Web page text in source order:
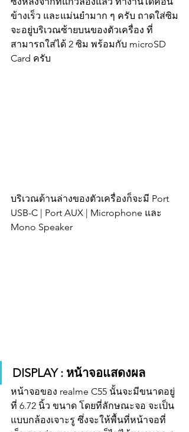
ข้างเร็ว และแม่นยำมาก ๆ ครับ ถาดใส่ซิม
จะอยู่บริเวณซ้ายบนของตัวเครื่อง ที่
สามารถใส่ได้ 2 ซิม พร้อมกับ microSD
Card ครับ
บริเวณด้านล่างของตัวเครื่องก็จะมี Port
USB-C | Port AUX | Microphone และ
Mono Speaker
DISPLAY : หน้าจอแสดงผล
หน้าจอของ realme C55 นั้นจะมีขนาดอยู่
ที่ 6.72 นิ้ว ขนาด โดยที่ลักษณะจอ จะเป็น
แบบกล้องเจาะรู ซึ่งจะให้พื้นที่หน้าจอที่